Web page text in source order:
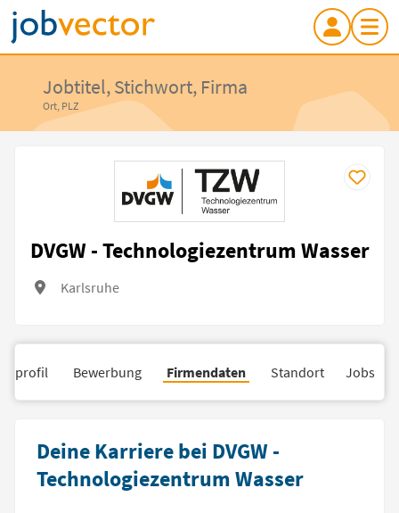
Jobtitel, Stichwort, Firma
Ort, PLZ
DVGW - Technologiezentrum Wasser
Karlsruhe
Bewerbung Firmendaten Standort Jobs
Deine Karriere bei DVGW -
Technologiezentrum Wasser